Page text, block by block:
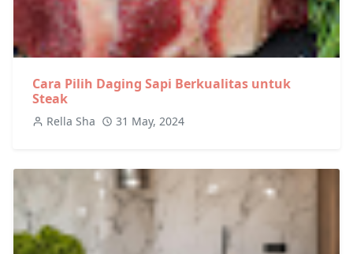
Cara Pilih Daging Sapi Berkualitas untuk
Steak
Rella Sha 31 May, 2024